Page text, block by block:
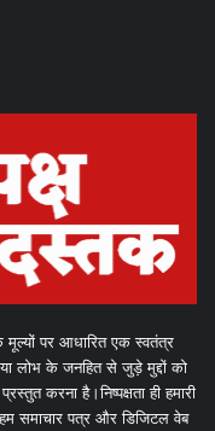
मूल्यों पर आधारित एक स्वतंत्र
या लोभ के जनहित से जुड़े मुद्दों को
करना है।निष्पक्षता ही हमारी
समाचार पत्र और डिजिटल वेब